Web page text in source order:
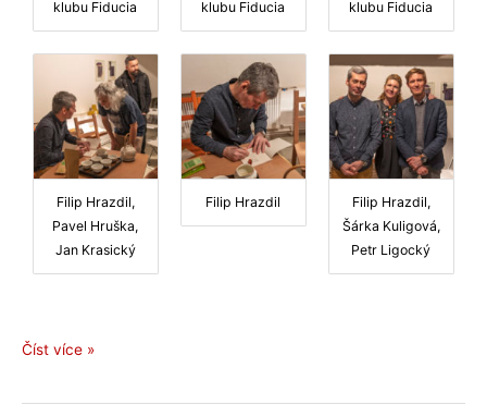
klubu Fiducia klubu Fiducia klubu Fiducia
Filip Hrazdil,
Pavel Hruška,
Jan Krasický
Filip Hrazdil
Filip Hrazdil,
Šárka Kuligová,
Petr Ligocký
Ostravské
Číst více »